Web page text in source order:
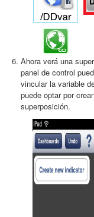
Ahora verá una
panel de control
vincular la variable
puede optar por
superposición.